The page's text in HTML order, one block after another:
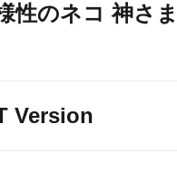
性のネコ 神さ
Version